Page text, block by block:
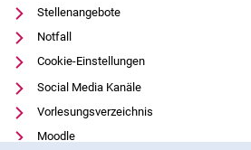
Stellenangebote
Notfall
Cookie-Einstellungen
Social Media Kanäle
Vorlesungsverzeichnis
Moodle